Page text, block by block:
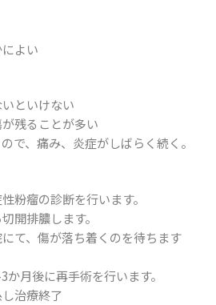
よい
といけない
残ることが多い
で、痛み、炎症がしばらく続く。
粉瘤の診断を行います。
開排膿します。
て、傷が落ち着くのを待ちます
月後に再手術を行います。
治療終了